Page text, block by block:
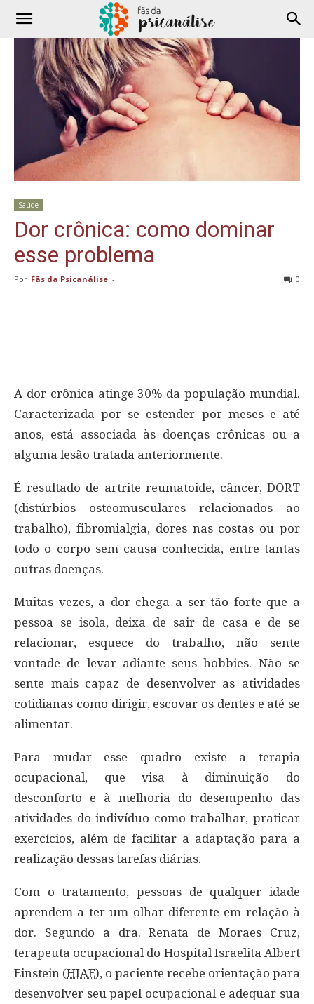
Saúde
Dor crônica: como dominar
esse problema
Por Fãs da Psicanálise - 0
A dor crônica atinge 30% da população mundial.
Caracterizada por se estender por meses e até
anos, está associada às doenças crônicas ou a
alguma lesão tratada anteriormente.
É resultado de artrite reumatoide, câncer, DORT
(distúrbios osteomusculares relacionados ao
trabalho), fibromialgia, dores nas costas ou por
todo o corpo sem causa conhecida, entre tantas
outras doenças.
Muitas vezes, a dor chega a ser tão forte que a
pessoa se isola, deixa de sair de casa e de se
relacionar, esquece do trabalho, não sente
vontade de levar adiante seus hobbies. Não se
sente mais capaz de desenvolver as atividades
cotidianas como dirigir, escovar os dentes e até se
alimentar.
Para mudar esse quadro existe a terapia
ocupacional, que visa à diminuição do
desconforto e à melhoria do desempenho das
atividades do indivíduo como trabalhar, praticar
exercícios, além de facilitar a adaptação para a
realização dessas tarefas diárias.
Com o tratamento, pessoas de qualquer idade
aprendem a ter um olhar diferente em relação à
dor. Segundo a dra. Renata de Moraes Cruz,
terapeuta ocupacional do Hospital Israelita Albert
Einstein (HIAE), o paciente recebe orientação para
desenvolver seu papel ocupacional e adequar sua